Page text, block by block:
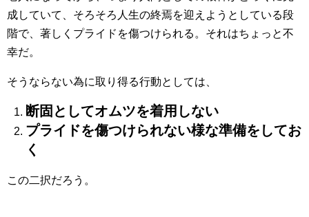
成していて、そろそろ人生の終焉を迎えようとしている段
階で、著しくプライドを傷つけられる。それはちょっと不
幸だ。
そうならない為に取り得る行動としては、
断固としてオムツを着用しない
プライドを傷つけられない様な準備をしてお
く
この二択だろう。